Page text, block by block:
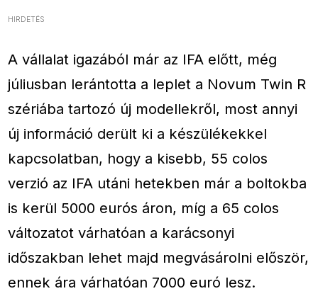
HIRDETÉS
A vállalat igazából már az IFA előtt, még
júliusban lerántotta a leplet a Novum Twin R
szériába tartozó új modellekről, most annyi
új információ derült ki a készülékekkel
kapcsolatban, hogy a kisebb, 55 colos
verzió az IFA utáni hetekben már a boltokba
is kerül 5000 eurós áron, míg a 65 colos
változatot várhatóan a karácsonyi
időszakban lehet majd megvásárolni először,
ennek ára várhatóan 7000 euró lesz.